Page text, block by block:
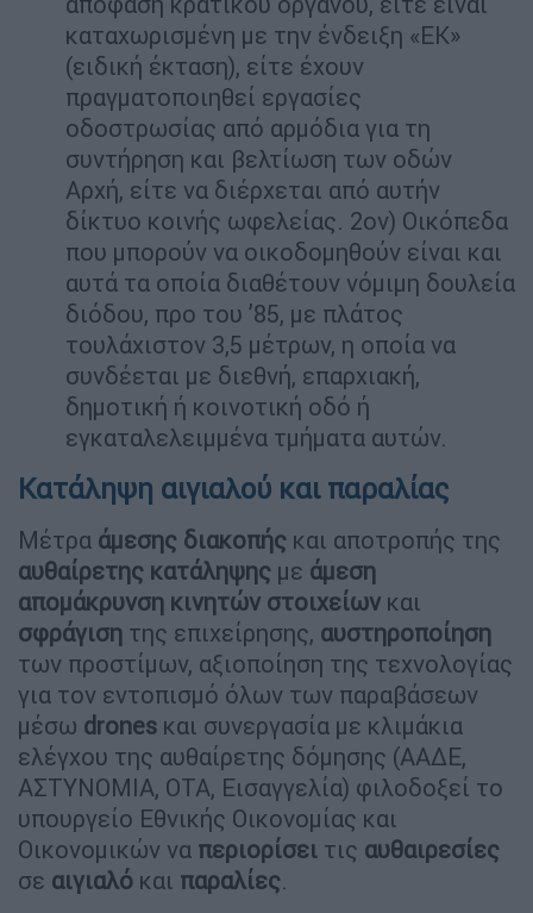
καταχωρισμένη με την ένδειξη «ΕΚ»
(ειδική έκταση), είτε έχουν
πραγματοποιηθεί εργασίες
οδοστρωσίας από αρμόδια για τη
συντήρηση και βελτίωση των οδών
Αρχή, είτε να διέρχεται από αυτήν
δίκτυο κοινής ωφελείας. 2ον) Οικόπεδα
που μπορούν να οικοδομηθούν είναι και
αυτά τα οποία διαθέτουν νόμιμη δουλεία
διόδου, προ του ’85, με πλάτος
τουλάχιστον 3,5 μέτρων, η οποία να
συνδέεται με διεθνή, επαρχιακή,
δημοτική ή κοινοτική οδό ή
εγκαταλελειμμένα τμήματα αυτών.
Κατάληψη αιγιαλού και παραλίας
Μέτρα άμεσης διακοπής και αποτροπής της
αυθαίρετης κατάληψης με άμεση
απομάκρυνση κινητών στοιχείων και
σφράγιση της επιχείρησης, αυστηροποίηση
των προστίμων, αξιοποίηση της τεχνολογίας
για τον εντοπισμό όλων των παραβάσεων
μέσω drones και συνεργασία με κλιμάκια
ελέγχου της αυθαίρετης δόμησης (ΑΑΔΕ,
ΑΣΤΥΝΟΜΙΑ, ΟΤΑ, Εισαγγελία) φιλοδοξεί το
υπουργείο Εθνικής Οικονομίας και
Οικονομικών να περιορίσει τις αυθαιρεσίες
σε αιγιαλό και παραλίες.